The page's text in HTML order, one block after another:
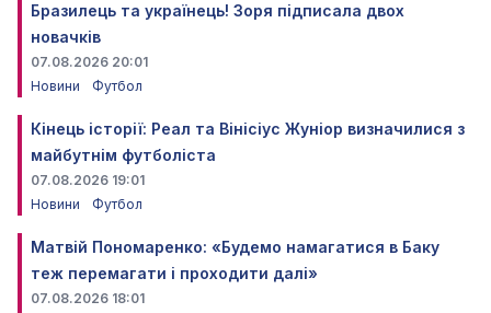
Бразилець та українець! Зоря підписала двох
новачків
07.08.2026 20:01
Новини
Футбол
Кінець історії: Реал та Вінісіус Жуніор визначилися з
майбутнім футболіста
07.08.2026 19:01
Новини
Футбол
Матвій Пономаренко: «Будемо намагатися в Баку
теж перемагати і проходити далі»
07.08.2026 18:01